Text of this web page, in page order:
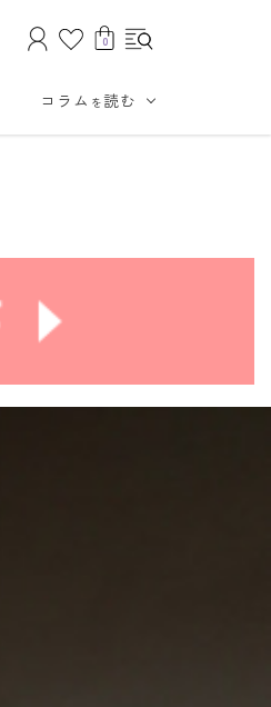
0
コラム を読む